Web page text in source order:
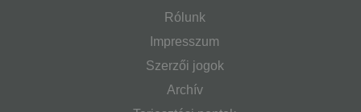
Rólunk
Impresszum
Szerzői jogok
Archív